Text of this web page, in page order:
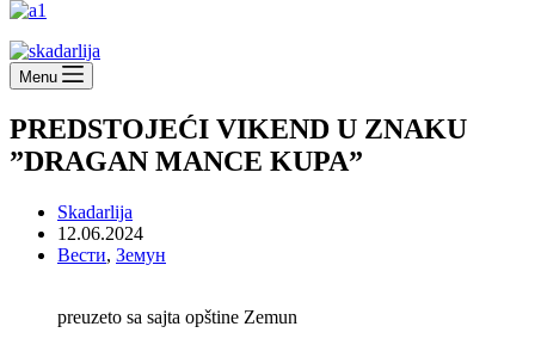
Menu
PREDSTOJEĆI VIKEND U ZNAKU
”DRAGAN MANCE KUPA”
Skadarlija
12.06.2024
Вести, Земун
preuzeto sa sajta opštine Zemun